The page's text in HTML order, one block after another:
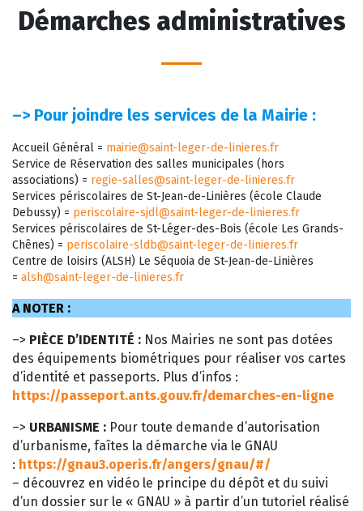
Démarches administratives
–> Pour joindre les services de la Mairie :
Accueil Général = mairie@saint-leger-de-linieres.fr
Service de Réservation des salles municipales (hors
associations) = regie-salles@saint-leger-de-linieres.fr
Services périscolaires de St-Jean-de-Linières (école Claude
Debussy) = periscolaire-sjdl@saint-leger-de-linieres.fr
Services périscolaires de St-Léger-des-Bois (école Les Grands-
Chênes) = periscolaire-sldb@saint-leger-de-linieres.fr
Centre de loisirs (ALSH) Le Séquoia de St-Jean-de-Linières
= alsh@saint-leger-de-linieres.fr
A NOTER :
–> PIÈCE D’IDENTITÉ : Nos Mairies ne sont pas dotées
des équipements biométriques pour réaliser vos cartes
d’identité et passeports. Plus d’infos :
https://passeport.ants.gouv.fr/demarches-en-ligne
–> URBANISME : Pour toute demande d’autorisation
d’urbanisme, faîtes la démarche via le GNAU
: https://gnau3.operis.fr/angers/gnau/#/
– découvrez en vidéo le principe du dépôt et du suivi
d’un dossier sur le « GNAU » à partir d’un tutoriel réalisé